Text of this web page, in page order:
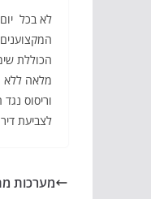
לא בכל
הכוללת
מלאה ללא
לצביעת
מערכות